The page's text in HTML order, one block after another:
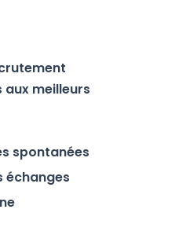
meilleurs
spontanées
échanges